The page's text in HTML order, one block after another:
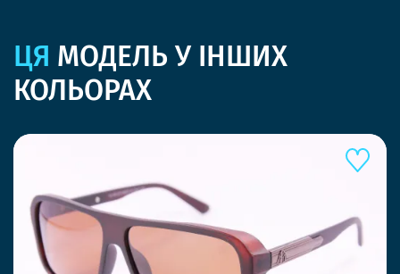
ЦЯ МОДЕЛЬ У ІНШИХ
КОЛЬОРАХ